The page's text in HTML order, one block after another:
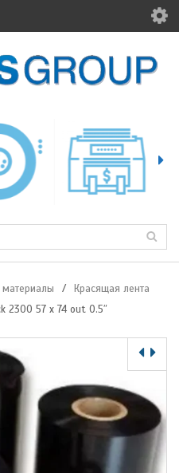
/
Красящая лента
2300 57 x 74 out 0.5″